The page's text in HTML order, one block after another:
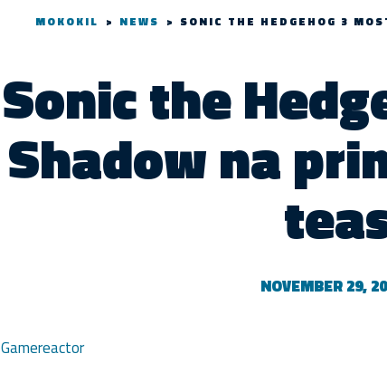
MOKOKIL > NEWS > SONIC THE HEDGEHOG 3
Sonic the
Shadow na
NOVEMBER 29,
Gamereactor